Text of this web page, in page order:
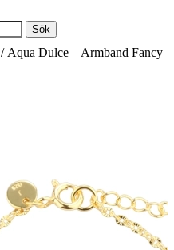
Sök
/ Aqua Dulce – Armband Fancy